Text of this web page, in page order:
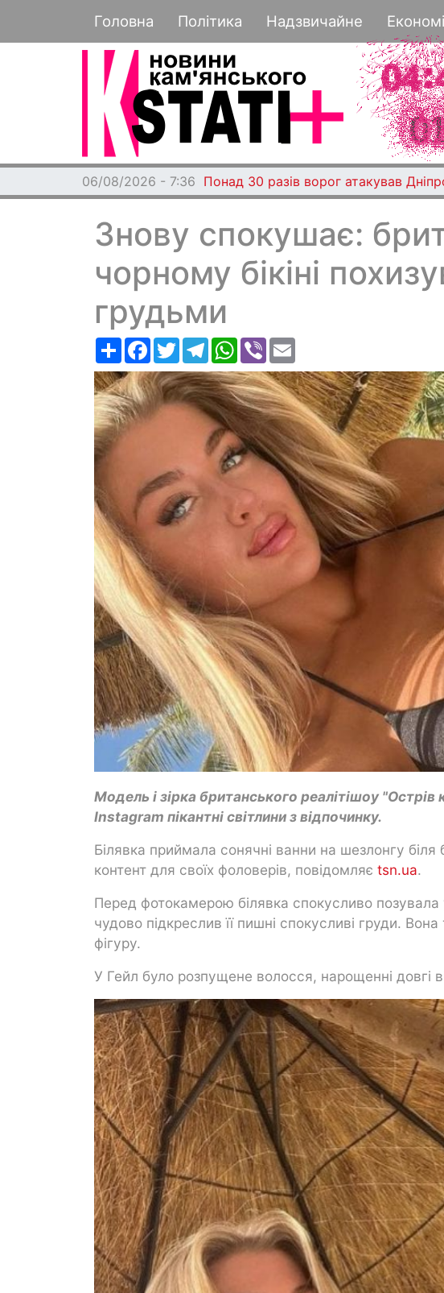
Основная навигация
Головна Політика Надзвичайне
06/08/2026 - 7:35 6 серпня - цей день в історії
Знову спокушає:
чорному бікіні
грудьми
РесурсFacebook
TwitterTelegramWhatsApp
Viber
Модель і зірка британського реалітішоу
Instagram пікантні світлини з відпочинку.
Білявка приймала сонячні ванни на шезлонгу
контент для своїх фоловерів, повідомляє tsn.ua.
Перед фотокамерою білявка спокусливо позувала
чудово підкреслив її пишні спокусливі груди.
фігуру.
У Гейл було розпущене волосся, нарощенні довгі